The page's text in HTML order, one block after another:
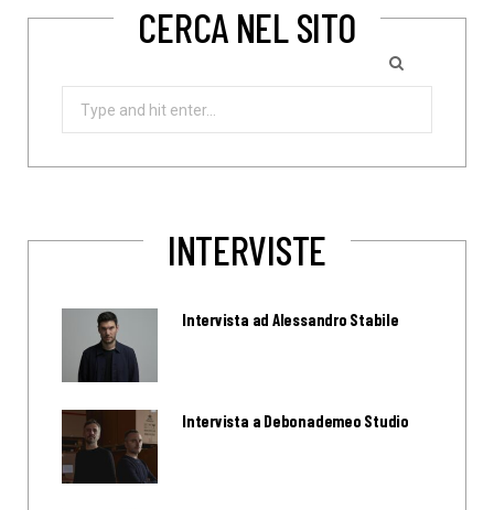
CERCA NEL SITO
INTERVISTE
Intervista ad Alessandro Stabile
Intervista a Debonademeo Studio